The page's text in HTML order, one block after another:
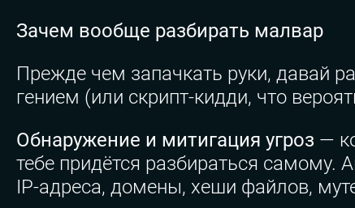
Зачем вообще разбирать малвар
Прежде чем запачкать руки, давай
гением (или скрипт-кидди, что
Обнаружение и митигация угроз —
тебе придётся разбираться самому.
IP-адреса, домены, хеши файлов,